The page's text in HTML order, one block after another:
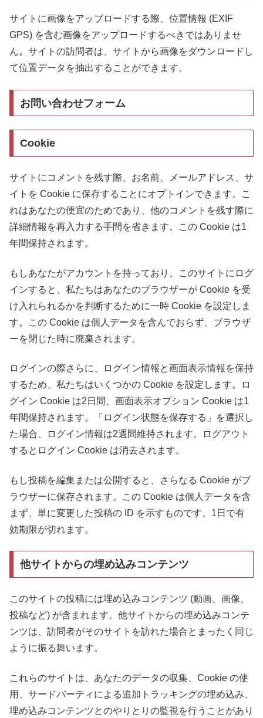
サイトに画像をアップロードする際、位置情報 (EXIF
GPS) を含む画像をアップロードするべきではありませ
ん。サイトの訪問者は、サイトから画像をダウンロードし
て位置データを抽出することができます。
お問い合わせフォーム
Cookie
サイトにコメントを残す際、お名前、メールアドレス、サ
イトを Cookie に保存することにオプトインできます。こ
れはあなたの便宜のためであり、他のコメントを残す際に
詳細情報を再入力する手間を省きます。この Cookie は1
年間保持されます。
もしあなたがアカウントを持っており、このサイトにログ
インすると、私たちはあなたのブラウザーが Cookie を受
け入れられるかを判断するために一時 Cookie を設定しま
す。この Cookie は個人データを含んでおらず、ブラウザ
ーを閉じた時に廃棄されます。
ログインの際さらに、ログイン情報と画面表示情報を保持
するため、私たちはいくつかの Cookie を設定します。ロ
グイン Cookie は2日間、画面表示オプション Cookie は1
年間保持されます。「ログイン状態を保存する」を選択し
た場合、ログイン情報は2週間維持されます。ログアウト
するとログイン Cookie は消去されます。
もし投稿を編集または公開すると、さらなる Cookie がブ
ラウザーに保存されます。この Cookie は個人データを含
まず、単に変更した投稿の ID を示すものです。1日で有
効期限が切れます。
他サイトからの埋め込みコンテンツ
このサイトの投稿には埋め込みコンテンツ (動画、画像、
投稿など) が含まれます。他サイトからの埋め込みコンテ
ンツは、訪問者がそのサイトを訪れた場合とまったく同じ
ように振る舞います。
これらのサイトは、あなたのデータの収集、Cookie の使
用、サードパーティによる追加トラッキングの埋め込み、
埋め込みコンテンツとのやりとりの監視を行うことがあり